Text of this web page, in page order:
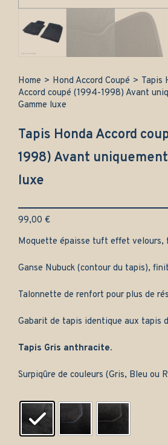
Home > Hond Accord Coupé > Tapis
Accord coupé (1994-1998) Avant
Gamme luxe
Tapis Honda Accord
1998) Avant
luxe
99,00 €
Moquette épaisse tuft effet velours,
Ganse Nubuck (contour du tapis),
Talonnette de renfort pour plus de
Gabarit de tapis identique aux tapis
Tapis Gris anthracite.
Surpiqûre de couleurs (Gris, Bleu ou